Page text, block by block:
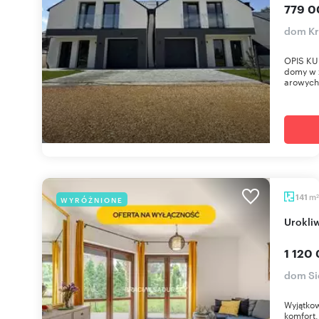
779
dom
OPIS
domy w
WYRÓŻNIONE 141 m2
1 120
dom